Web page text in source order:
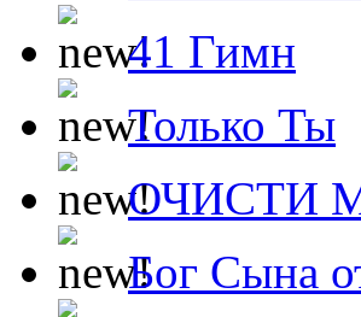
41 Гимн
Только Ты
ОЧИСТИ
Бог Сына